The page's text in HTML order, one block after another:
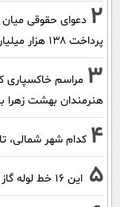
2 دعوای حقوقی
پرداخت ۱۳۸ هزار میلیارد تومان
3 مراسم خاکسپاری
هنرمندان بهشت زهرا
4 کدام شهر شمالی،
5 این 16 خط لوله گاز و نفت ارزش تنگه هرمز را به سمت صفر می برند